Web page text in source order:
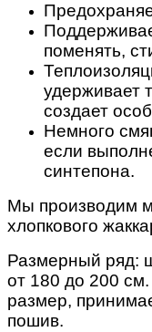
поменять,
удерживает
создает
Немного
если
синтепона.
Мы производим
хлопкового
Размерный ряд:
от 180 до 200
размер,
пошив.